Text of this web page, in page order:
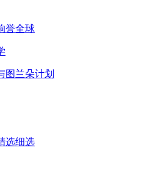
誉全球
图兰朵计划
选细选